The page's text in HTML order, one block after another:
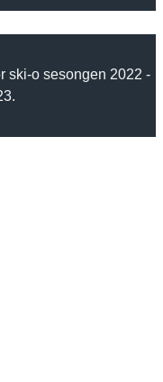
ski-o sesongen 2022 -